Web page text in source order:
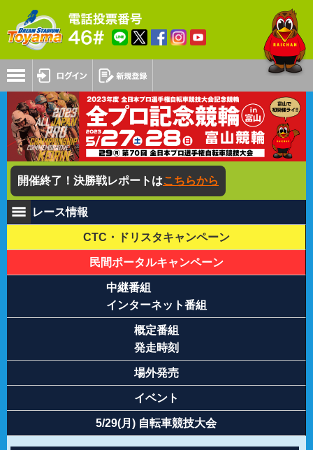
開催終了！ 決勝戦レポートはこちらから
レース情報
CTC・ドリスタキャンペーン
民間ポータルキャンペーン
中継番組
インターネット番組
概定番組
発走時刻
場外発売
イベント
5/29(月) 自転車競技大会